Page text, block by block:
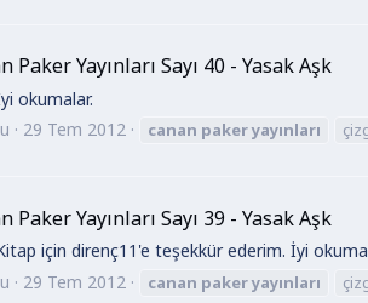
Paker Yayınları Sayı 40 - Yasak Aşk
okumalar.
29 Tem 2012 canan pakeryayınları
Paker Yayınları Sayı 39 - Yasak Aşk
için direnç11'e teşekkür ederim. İyi
29 Tem 2012 canan pakeryayınları